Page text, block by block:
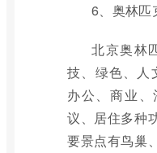
6、奥林匹
北京奥林
技、绿色、人
办公、商业
议、居住多种
要景点有鸟巢